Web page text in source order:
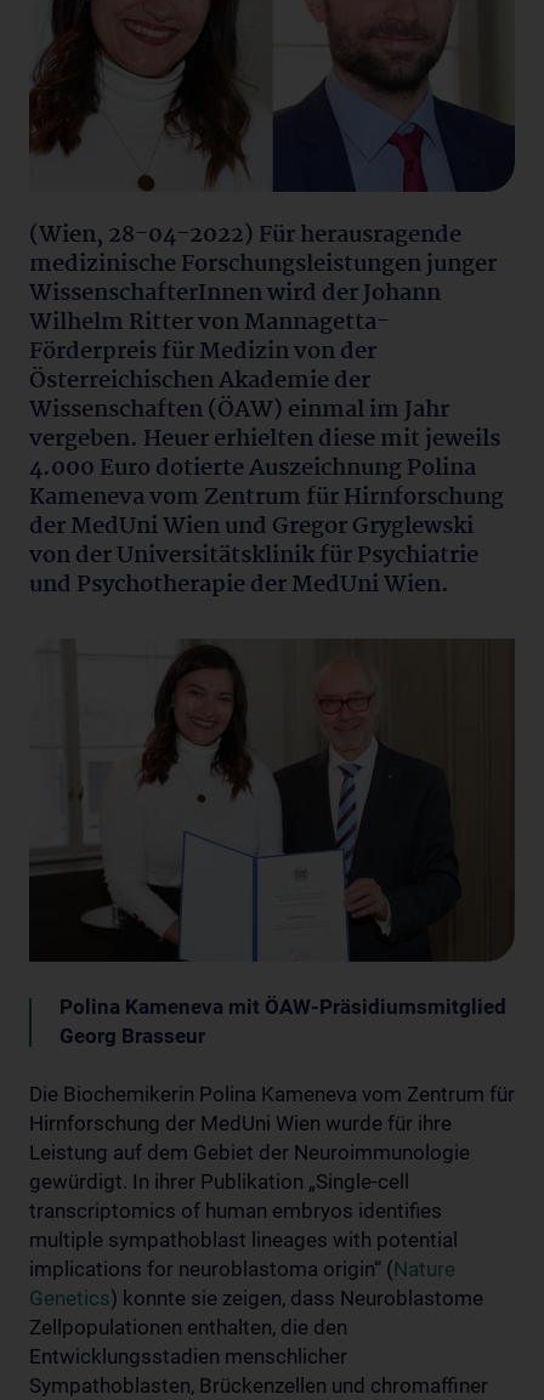
(Wien, 28-04-2022) Für herausragende
medizinische Forschungsleistungen junger
WissenschafterInnen wird der Johann
Wilhelm Ritter von Mannagetta-
Förderpreis für Medizin von der
Österreichischen Akademie der
Wissenschaften (ÖAW) einmal im Jahr
vergeben. Heuer erhielten diese mit jeweils
4.000 Euro dotierte Auszeichnung Polina
Kameneva vom Zentrum für Hirnforschung
der MedUni Wien und Gregor Gryglewski
von der Universitätsklinik für Psychiatrie
und Psychotherapie der MedUni Wien.
Polina Kameneva mit ÖAW-Präsidiumsmitglied
Georg Brasseur
Die Biochemikerin Polina Kameneva vom Zentrum für
Hirnforschung der MedUni Wien wurde für ihre
Leistung auf dem Gebiet der Neuroimmunologie
gewürdigt. In ihrer Publikation „Single-cell
transcriptomics of human embryos identifies
multiple sympathoblast lineages with potential
implications for neuroblastoma origin“ (Nature
Genetics) konnte sie zeigen, dass Neuroblastome
Zellpopulationen enthalten, die den
Entwicklungsstadien menschlicher
Sympathoblasten, Brückenzellen und chromaffiner